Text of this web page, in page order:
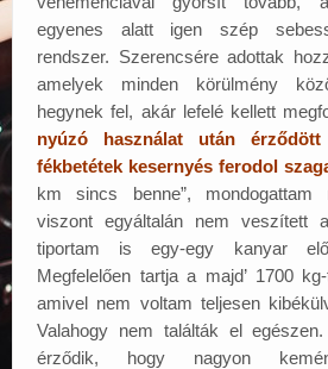
egyenes alatt igen szép
rendszer. Szerencsére adottak
amelyek minden körülmény
hegynek fel, akár lefelé kellett
nyúzó használat után
fékbetétek kesernyés ferodol
km sincs benne”,
viszont egyáltalán nem veszített
tiportam is egy-egy kanyar
Megfelelően tartja a majd’ 1700
amivel nem voltam teljesen
Valahogy nem találták el
érződik, hogy nagyon